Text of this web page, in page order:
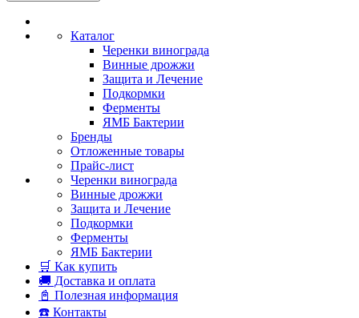
Каталог
Черенки винограда
Винные дрожжи
Защита и Лечение
Подкормки
Ферменты
ЯМБ Бактерии
Бренды
Отложенные товары
Прайс-лист
Черенки винограда
Винные дрожжи
Защита и Лечение
Подкормки
Ферменты
ЯМБ Бактерии
🛒 Как купить
🚚 Доставка и оплата
📓 Полезная информация
☎️ Контакты